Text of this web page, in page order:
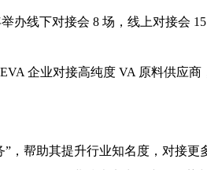
办线下对接会 8 场，线上对接会
企业对接高纯度 VA 原料供应
，帮助其提升行业知名度，对接更